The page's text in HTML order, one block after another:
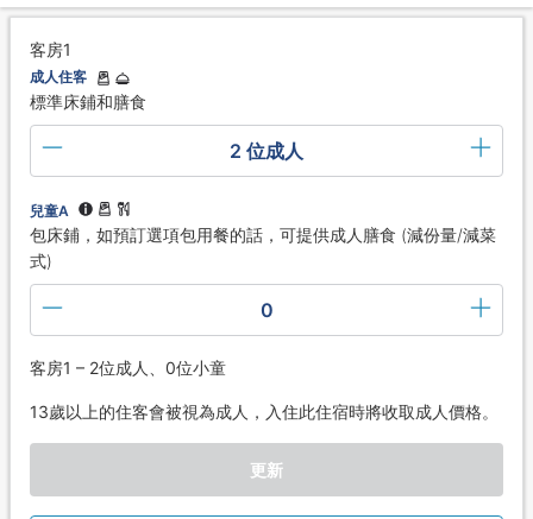
客房1
成人住客
標準床鋪和膳食
2 位成人
兒童A
包床鋪，如預訂選項包用餐的話，可提供成人膳食 (減份量/減菜
式)
0
客房1 – 2位成人、0位小童
13歲以上的住客會被視為成人，入住此住宿時將收取成人價格。
更新